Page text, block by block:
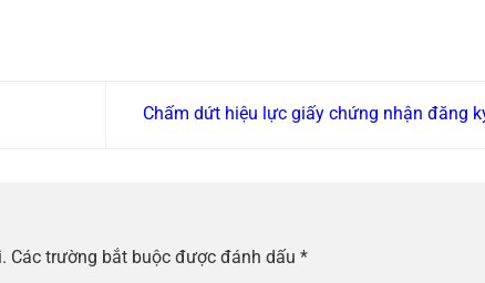
Chấm dứt hiệu lực giấy chứng nhận đăng
Các trường bắt buộc được đánh dấu *